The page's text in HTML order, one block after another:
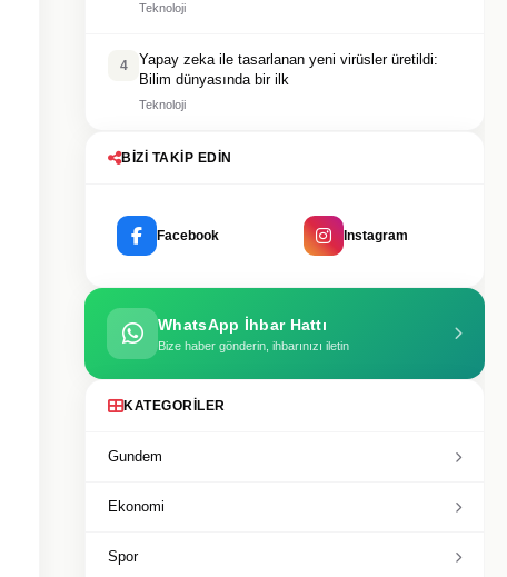
Teknoloji
4
Yapay zeka ile tasarlanan yeni virüsler üretildi:
Bilim dünyasında bir ilk
Teknoloji
BIZI TAKIP EDIN
Facebook Instagram
WhatsApp İhbar Hattı
Bize haber gönderin, ihbarınızı iletin
KATEGORILER
Gundem
Ekonomi
Spor